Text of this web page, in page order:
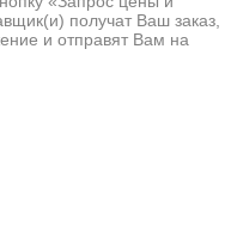
получат Ваш заказ,
и отправят Вам на